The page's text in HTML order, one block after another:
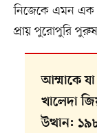
নিজেকে এমন এক
প্রায় পুরোপুরি
আম্মাকে
খালেদা
উত্থান: